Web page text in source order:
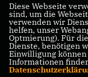
IMPRESSUM
CDU-
Seniorenunion
Recklinghausen
Diese Webseite
sind, um die
verwenden wir
helfen, unser
Optmierung). Für
Dienste, benötigen
Einwilligung
Informationen